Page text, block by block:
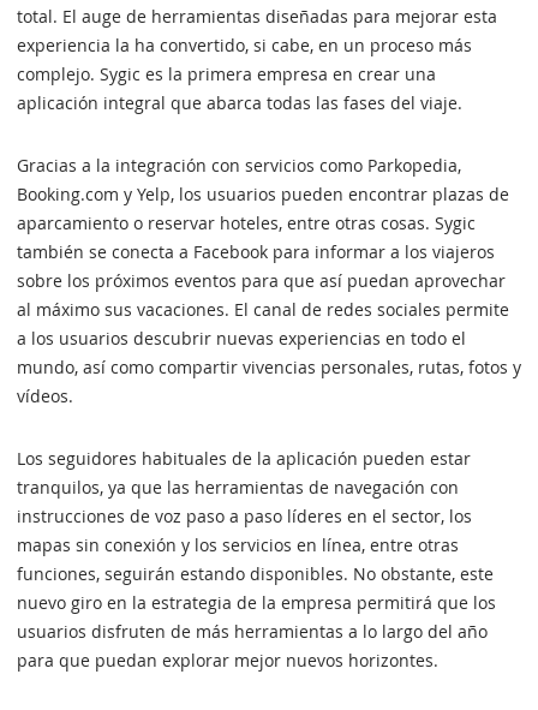
total. El auge de herramientas diseñadas para mejorar esta
experiencia la ha convertido, si cabe, en un proceso más
complejo. Sygic es la primera empresa en crear una
aplicación integral que abarca todas las fases del viaje.
Gracias a la integración con servicios como Parkopedia,
Booking.com y Yelp, los usuarios pueden encontrar plazas de
aparcamiento o reservar hoteles, entre otras cosas. Sygic
también se conecta a Facebook para informar a los viajeros
sobre los próximos eventos para que así puedan aprovechar
al máximo sus vacaciones. El canal de redes sociales permite
a los usuarios descubrir nuevas experiencias en todo el
mundo, así como compartir vivencias personales, rutas, fotos y
vídeos.
Los seguidores habituales de la aplicación pueden estar
tranquilos, ya que las herramientas de navegación con
instrucciones de voz paso a paso líderes en el sector, los
mapas sin conexión y los servicios en línea, entre otras
funciones, seguirán estando disponibles. No obstante, este
nuevo giro en la estrategia de la empresa permitirá que los
usuarios disfruten de más herramientas a lo largo del año
para que puedan explorar mejor nuevos horizontes.